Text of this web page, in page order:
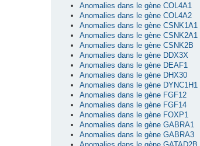
Anomalies dans le gène COL4A1
Anomalies dans le gène COL4A2
Anomalies dans le gène CSNK1A1
Anomalies dans le gène CSNK2A1
Anomalies dans le gène CSNK2B
Anomalies dans le gène DDX3X
Anomalies dans le gène DEAF1
Anomalies dans le gène DHX30
Anomalies dans le gène DYNC1H1
Anomalies dans le gène FGF12
Anomalies dans le gène FGF14
Anomalies dans le gène FOXP1
Anomalies dans le gène GABRA1
Anomalies dans le gène GABRA3